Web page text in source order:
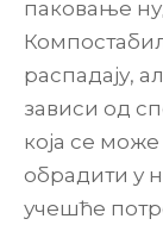
паковање
распадају,
зависи од
која се
обрадити у
учешће